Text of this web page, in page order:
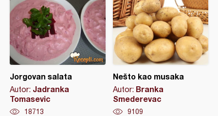
Jorgovan salata
Autor: Jadranka
Tomasevic
18713
Nešto kao musaka
Autor: Branka
Smederevac
9109